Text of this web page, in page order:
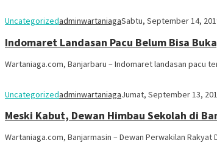
UncategorizedadminwartaniagaSabtu, September 14,
Indomaret Landasan Pacu Belum Bisa
Wartaniaga.com, Banjarbaru – Indomaret landasan pacu
UncategorizedadminwartaniagaJumat, September 13,
Meski Kabut, Dewan Himbau Sekolah di
Wartaniaga.com, Banjarmasin – Dewan Perwakilan